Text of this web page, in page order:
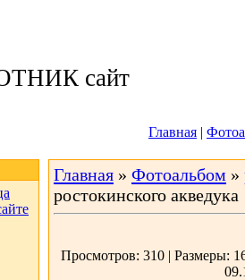
сайт
Главная |
Главная » Фотоальбом »
ростокинского акведука
Просмотров: 310 | Размеры: